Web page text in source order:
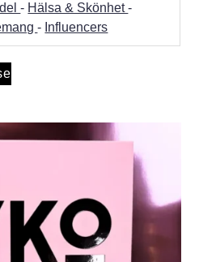
- Hälsa & Skönhet-
- Influencers